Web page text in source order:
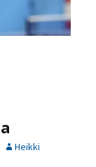
Heikki